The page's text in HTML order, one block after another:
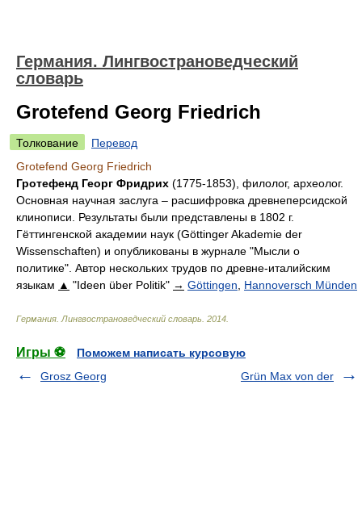
Германия. Лингвострановедческий
словарь
Grotefend Georg Friedrich
Толкование
Перевод
Grotefend Georg Friedrich
Гротефенд Георг Фридрих (1775-1853), филолог, археолог.
Основная научная заслуга – расшифровка древнеперсидской
клинописи. Результаты были представлены в 1802 г.
Гёттингенской академии наук (Göttinger Akademie der
Wissenschaften) и опубликованы в журнале "Мысли о
политике". Автор нескольких трудов по древне-италийским
языкам ▲ "Ideen über Politik" → Göttingen Hannoversch Münden
Германия. Лингвострановедческий словарь 2014
Игры ⚽
Поможем написать курсовую
Grosz Georg
Grün Max von der